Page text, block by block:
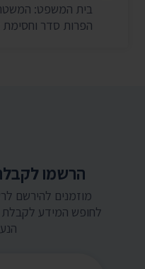
בית המשפט:
הפרות סדר וחסימת
הרשמו
מוזמנים להירשם
לחופש המידע לקבלת